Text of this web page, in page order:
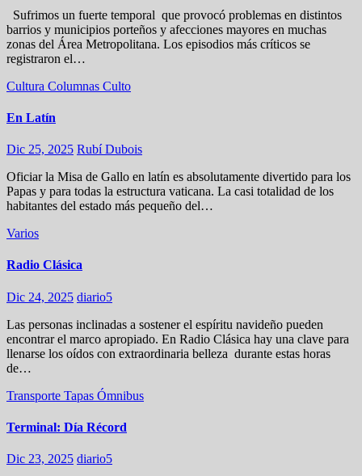
Sufrimos un fuerte temporal que provocó problemas en distintos
barrios y municipios porteños y afecciones mayores en muchas
zonas del Área Metropolitana. Los episodios más críticos se
registraron el…
Cultura Columnas Culto
En Latín
Dic 25, 2025 Rubí Dubois
Oficiar la Misa de Gallo en latín es absolutamente divertido para los
Papas y para todas la estructura vaticana. La casi totalidad de los
habitantes del estado más pequeño del…
Varios
Radio Clásica
Dic 24, 2025 diario5
Las personas inclinadas a sostener el espíritu navideño pueden
encontrar el marco apropiado. En Radio Clásica hay una clave para
llenarse los oídos con extraordinaria belleza durante estas horas
de…
Transporte Tapas Ómnibus
Terminal: Día Récord
Dic 23, 2025 diario5